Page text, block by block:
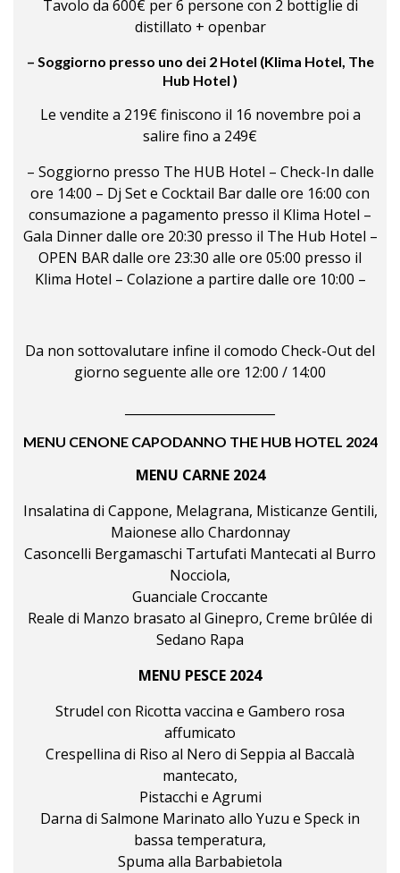
Tavolo da 600€ per 6 persone con 2 bottiglie di
distillato + openbar
– Soggiorno presso uno dei 2 Hotel (Klima Hotel, The
Hub Hotel )
Le vendite a 219€ finiscono il 16 novembre poi a
salire fino a 249€
– Soggiorno presso The HUB Hotel – Check-In dalle
ore 14:00 – Dj Set e Cocktail Bar dalle ore 16:00 con
consumazione a pagamento presso il Klima Hotel –
Gala Dinner dalle ore 20:30 presso il The Hub Hotel –
OPEN BAR dalle ore 23:30 alle ore 05:00 presso il
Klima Hotel – Colazione a partire dalle ore 10:00 –
Da non sottovalutare infine il comodo Check-Out del
giorno seguente alle ore 12:00 / 14:00
MENU CENONE CAPODANNO THE HUB HOTEL 2024
MENU CARNE 2024
Insalatina di Cappone, Melagrana, Misticanze Gentili,
Maionese allo Chardonnay
Casoncelli Bergamaschi Tartufati Mantecati al Burro
Nocciola,
Guanciale Croccante
Reale di Manzo brasato al Ginepro, Creme brûlée di
Sedano Rapa
MENU PESCE 2024
Strudel con Ricotta vaccina e Gambero rosa
affumicato
Crespellina di Riso al Nero di Seppia al Baccalà
mantecato,
Pistacchi e Agrumi
Darna di Salmone Marinato allo Yuzu e Speck in
bassa temperatura,
Spuma alla Barbabietola